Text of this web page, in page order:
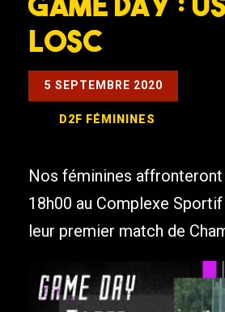
LOSC
5 SEPTEMBRE 2020
D2F FÉMININES
Nos féminines affronteront
18h00 au Complexe
leur premier match de